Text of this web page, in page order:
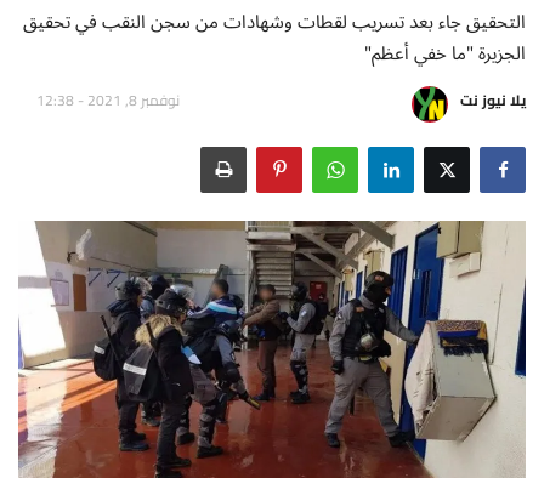
رياضة
ثقافة وفن
تكنولوجيا وعلوم
أطباق من المطابخ العربية
سياحة وسفر
منوعات عامة
جاليري الفن التشكيلي
التحقيق جاء بعد تسريب لقطات وشهادات من سجن النقب في تحقيق
الجزيرة "ما خفي أعظم"
يلا نيوز نت نوفمبر 8, 2021 - 12:38